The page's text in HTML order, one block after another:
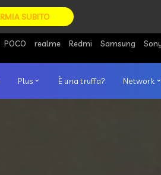
SUBITO
POCO realme Redmi Samsung
Plus È una truffa? Network